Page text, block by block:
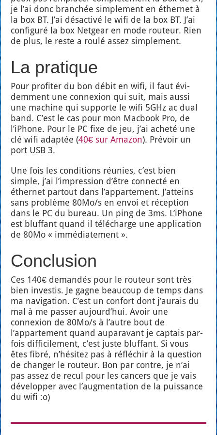
je l’ai donc bran­chée sim­ple­ment en éther­net à
la box BT. J’ai désac­ti­vé le wifi de la box BT. J’ai
confi­gu­ré la box Net­gear en mode rou­teur. Rien
de plus, le reste a rou­lé assez sim­ple­ment.
La pratique
Pour pro­fi­ter du bon débit en wifi, il faut évi­
dem­ment une connexion qui suit, mais aus­si
une machine qui sup­porte le wifi 5GHz ac dual
band. C’est le cas pour mon Mac­book Pro, de
l’iPhone. Pour le PC fixe de jeu, j’ai ache­té une
clé wifi adap­tée (40€ sur Ama­zon). Pré­voir un
port USB 3.
Une fois les condi­tions réunies, c’est bien
simple, j’ai l’impression d’être connec­té en
éther­net par­tout dans l’appartement. J’atteins
sans pro­blème 80Mo/s en envoi et récep­tion
dans le PC du bureau. Un ping de 3ms. L’iPhone
est bluf­fant quand il télé­charge une appli­ca­tion
de 80Mo « immé­dia­te­ment ».
Conclusion
Ces 140€ deman­dés pour le rou­teur sont très
bien inves­tis. Je gagne beau­coup de temps dans
ma navi­ga­tion. C’est un confort dont j’aurais du
mal à me pas­ser aujourd’hui. Avoir une
connexion de 80Mo/s à l’autre bout de
l’appartement quand aupa­ra­vant je cap­tais par­
fois dif­fi­ci­le­ment, c’est juste bluf­fant. Si vous
êtes fibré, n’hésitez pas à réflé­chir à la ques­tion
de chan­ger le rou­teur. Bon par contre, je n’ai
pas assez de recul pour les can­cers que je vais
déve­lop­per avec l’augmentation de la puis­sance
du wifi :o)